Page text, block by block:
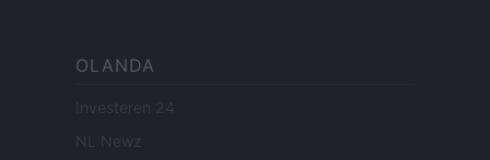
OLANDA
Investeren 24
NL Newz